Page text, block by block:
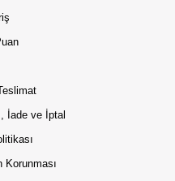
İade ve İptal
Korunması